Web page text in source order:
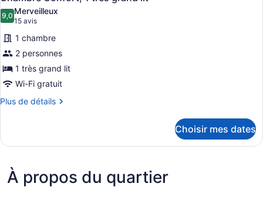
à
jets
jets
toutes
les
photos
pour
ce
type
de
chambre :
1
grand
lit
9,09,0 sur 10
Merveilleux
15 avis
(15 avis)
1 chambre
2 personnes
1 très grand lit
Wi-Fi gratuit
Plus de détails
Plus
Chambre
très
grand
Choisir mes dates
À propos du quartier